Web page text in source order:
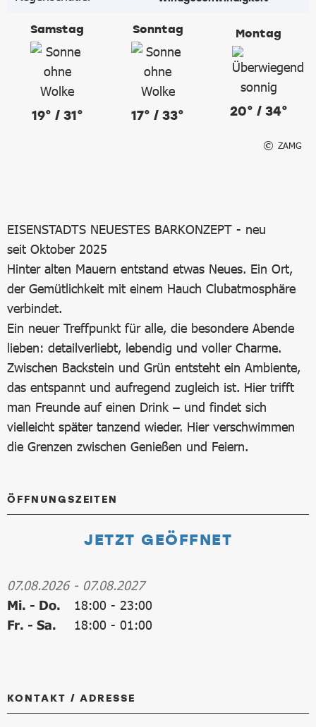
Samstag
19° / 31°
Sonntag
17° / 33°
Montag
20° / 34°
ZAMG
EISENSTADTS NEUESTES BARKONZEPT - neu
seit Oktober 2025
Hinter alten Mauern entstand etwas Neues. Ein Ort,
der Gemütlichkeit mit einem Hauch Clubatmosphäre
verbindet.
Ein neuer Treffpunkt für alle, die besondere Abende
lieben: detailverliebt, lebendig und voller Charme.
Zwischen Backstein und Grün entsteht ein Ambiente,
das entspannt und aufregend zugleich ist. Hier trifft
man Freunde auf einen Drink – und findet sich
vielleicht später tanzend wieder. Hier verschwimmen
die Grenzen zwischen Genießen und Feiern.
ÖFFNUNGSZEITEN
JETZT GEÖFFNET
07.08.2026- 07.08.2027
Mi. - Do.
18:00 - 23:00
Fr. - Sa.
18:00 - 01:00
KONTAKT / ADRESSE